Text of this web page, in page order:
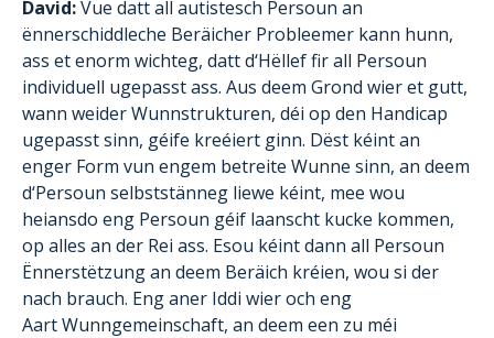
David:Vue datt all autistesch Persoun an
ënnerschiddleche Beräicher Probleemer kann hunn,
ass et enorm wichteg, datt d‘Hëllef fir all Persoun
individuell ugepasst ass. Aus deem Grond wier et gutt,
wann weider Wunnstrukturen, déi op den Handicap
ugepasst sinn, géife kreéiert ginn. Dëst kéint an
enger Form vun engem betreite Wunne sinn, an deem
d‘Persoun selbststänneg liewe kéint, mee wou
heiansdo eng Persoun géif laanscht kucke kommen,
op alles an der Rei ass. Esou kéint dann all Persoun
Ënnerstëtzung an deem Beräich kréien, wou si der
nach brauch. Eng aner Iddi wier och eng
Aart Wunngemeinschaft, an deem een zu méi